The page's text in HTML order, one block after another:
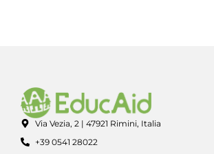
Via Vezia, 2 | 47921 Rimini, Italia
+39 0541 28022